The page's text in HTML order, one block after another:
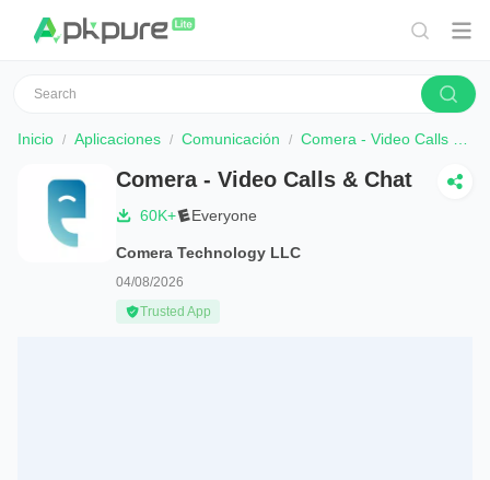
Inicio Aplicaciones Comunicación Comera - Video Calls & Chat
Comera - Video Calls & Chat
60K+ Everyone
Comera Technology LLC
04/08/2026
Trusted App